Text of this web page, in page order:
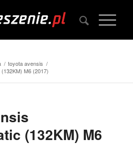
/ toyota avensis /
M6 (2017)
(132KM) M6